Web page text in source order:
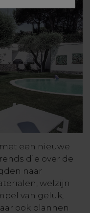
een nieuwe
die over de
naar
welzijn
van geluk,
ook plannen